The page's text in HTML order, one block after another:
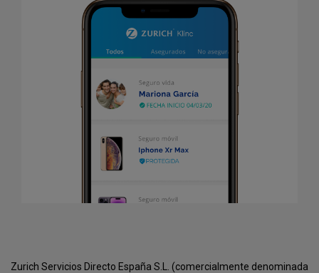
Zurich Servicios Directo España S.L. (comercialmente denominada